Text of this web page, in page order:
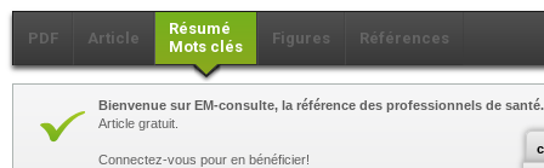
PDF Article
Résumé
Mots clés
Figures Références
Bienvenue sur EM-consulte, la référence des professionnels de santé.
Article gratuit.
Connectez-vous pour en bénéficier!